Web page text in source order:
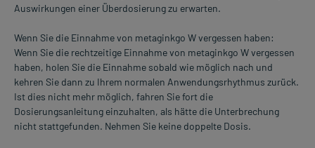
Auswirkungen einer Überdosierung zu erwarten.
Wenn Sie die Einnahme von metaginkgo W vergessen haben:
Wenn Sie die rechtzeitige Einnahme von metaginkgo W vergessen
haben, holen Sie die Einnahme sobald wie möglich nach und
kehren Sie dann zu Ihrem normalen Anwendungsrhythmus zurück.
Ist dies nicht mehr möglich, fahren Sie fort die
Dosierungsanleitung einzuhalten, als hätte die Unterbrechung
nicht stattgefunden. Nehmen Sie keine doppelte Dosis.